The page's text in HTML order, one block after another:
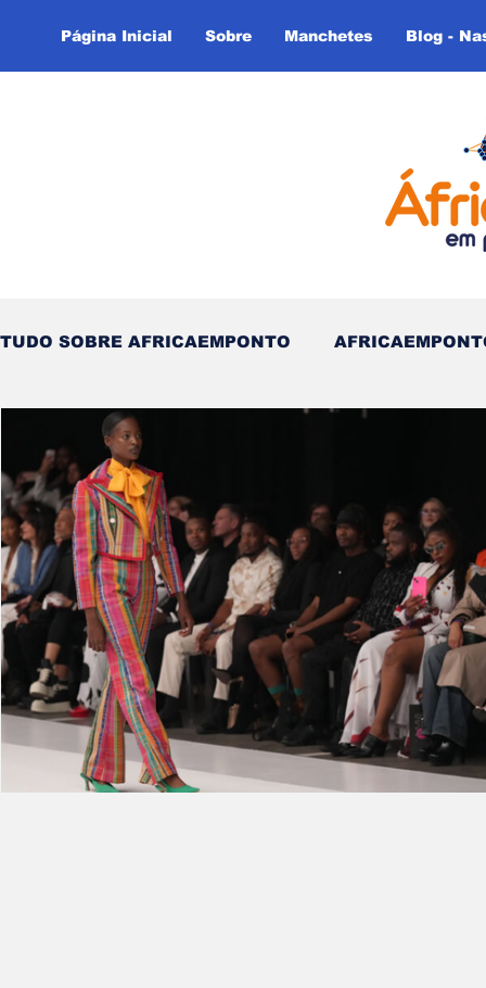
Página Inicial Sobre Manchetes Blog -
TUDO SOBRE AFRICAEMPONTO
Nas Linhas do Tempo - (Blog)